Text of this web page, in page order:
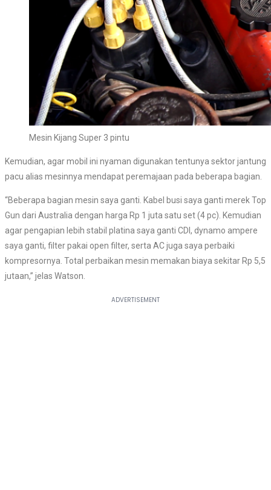
Mesin Kijang Super 3 pintu
Kemudian, agar mobil ini nyaman digunakan tentunya sektor jantung
pacu alias mesinnya mendapat peremajaan pada beberapa bagian.
“Beberapa bagian mesin saya ganti. Kabel busi saya ganti merek Top
Gun dari Australia dengan harga Rp 1 juta satu set (4 pc). Kemudian
agar pengapian lebih stabil platina saya ganti CDI, dynamo ampere
saya ganti, filter pakai open filter, serta AC juga saya perbaiki
kompresornya. Total perbaikan mesin memakan biaya sekitar Rp 5,5
jutaan,” jelas Watson.